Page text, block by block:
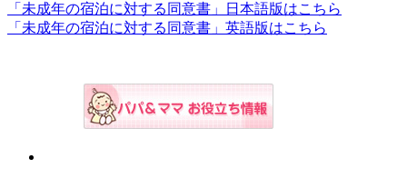
「未成年の宿泊に対する同意書」日本語版はこちら
「未成年の宿泊に対する同意書」英語版はこちら